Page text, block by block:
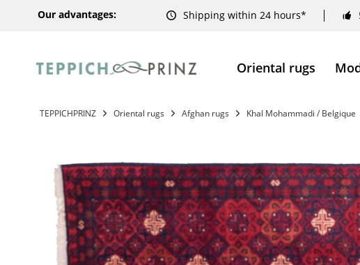
Our advantages: Shipping within 24 hours*
Oriental rugs
TEPPICHPRINZ Oriental rugs Afghan rugs Khal Mohammadi / Belgique